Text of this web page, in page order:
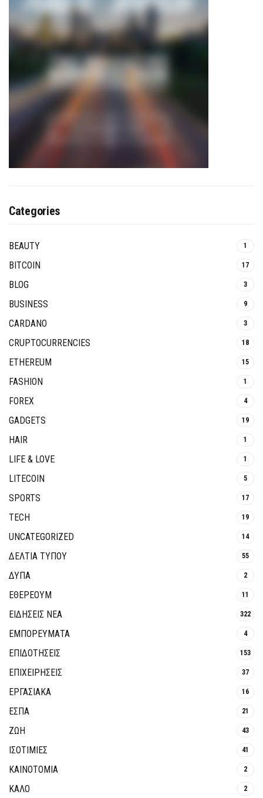
Categories
BEAUTY 1
BITCOIN 17
BLOG 3
BUSINESS 9
CARDANO 3
CRUPTOCURRENCIES 18
ETHEREUM 15
FASHION 1
FOREX 4
GADGETS 19
HAIR 1
LIFE & LOVE 1
LITECOIN 5
SPORTS 17
TECH 19
UNCATEGORIZED 14
ΔΕΛΤΙΑ ΤΥΠΟΥ 55
ΔΥΠΑ 2
ΕΘΈΡΕΟΥΜ 11
ΕΙΔΗΣΕΙΣ ΝΕΑ 322
ΕΜΠΟΡΕΥΜΑΤΑ 4
ΕΠΙΔΟΤΗΣΕΙΣ 153
ΕΠΙΧΕΙΡΗΣΕΙΣ 37
ΕΡΓΑΣΙΑΚΑ 16
ΕΣΠΑ 21
ΖΩΗ 43
ΙΣΟΤΙΜΙΕΣ 41
ΚΑΙΝΟΤΟΜΊΑ 2
ΚΑΛΟ 2